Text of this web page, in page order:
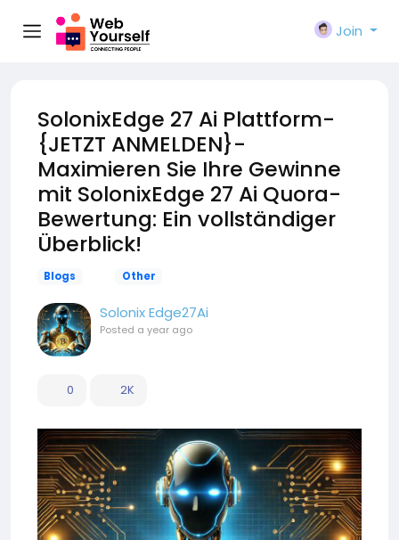
Join
SolonixEdge 27 Ai Plattform-
{JETZT ANMELDEN}-
Maximieren Sie Ihre Gewinne
mit SolonixEdge 27 Ai Quora-
Bewertung: Ein vollständiger
Überblick!
Blogs Other
Solonix Edge27Ai
Posted a year ago
0 2K